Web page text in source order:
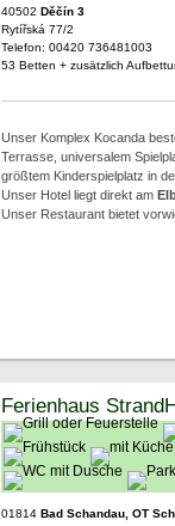
40502 Děčín 3
Rytířská 77/2
Telefon: 00420 736481003
53 Betten + zusätzlich
Unser Komplex Kocanda
Terrasse, universalem
größtem Kinderspielplatz in
Unser Hotel liegt direkt am
Unser Restaurant bietet
Ferienhaus
01814 Bad Schandau, OT